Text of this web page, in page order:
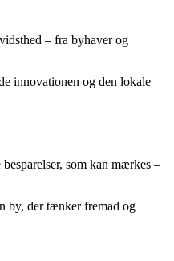
– fra byhaver og
innovationen og den lokale
som kan mærkes –
by, der tænker fremad og